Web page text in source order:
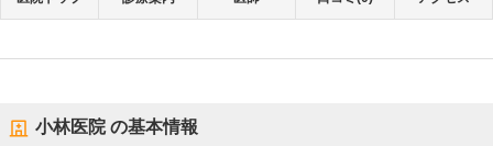
小林医院の基本情報